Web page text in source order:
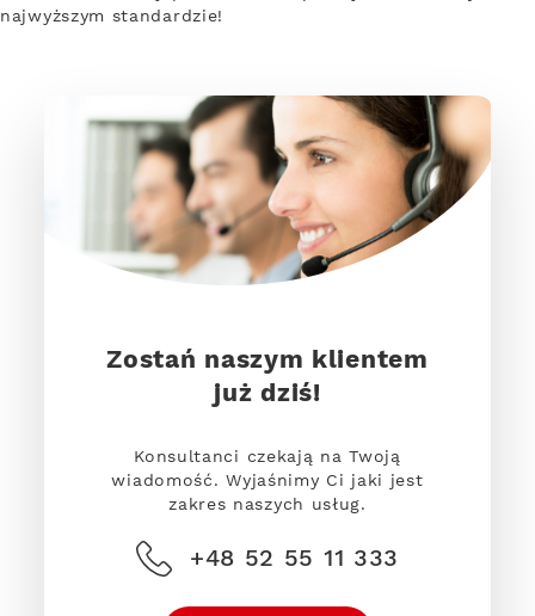
najwyższym standardzie!
Zostań naszym klientem
już dziś!
Konsultanci czekają na Twoją
wiadomość. Wyjaśnimy Ci jaki jest
zakres naszych usług.
+48 52 55 11 333